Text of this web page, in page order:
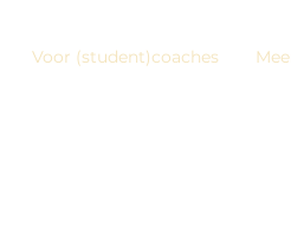
Voor (student)coaches